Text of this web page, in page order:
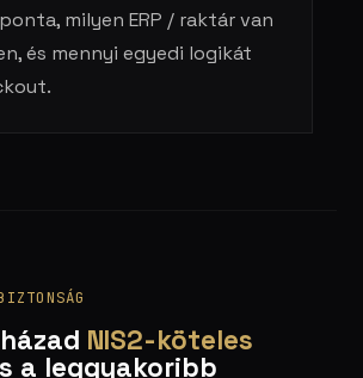
milyen ERP / raktár van
és mennyi egyedi logikát
NIS2-köteles
a leggyakoribb